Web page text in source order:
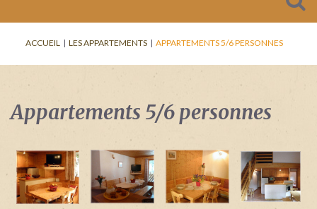
ACCUEIL | LES APPARTEMENTS | APPARTEMENTS 5/6 PERSONNES
Appartements 5/6 personnes
souvenir
oublié
Mot
de
passe
oublié